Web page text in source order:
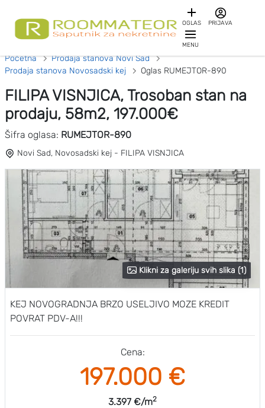
OGLAS PRIJAVA
MENU
Početna
Prodaja stanova Novi Sad
Prodaja stanova Novosadski kej
Oglas RUMEJTOR-890
FILIPA VISNJICA, Trosoban stan na
prodaju, 58m2, 197.000€
Šifra oglasa: RUMEJTOR-890
Novi Sad, Novosadski kej - FILIPA VISNJICA
Klikni za galeriju svih slika (1)
KEJ NOVOGRADNJA BRZO USELJIVO MOZE KREDIT
POVRAT PDV-A!!!
Cena:
197.000 €
3.397 €/m2